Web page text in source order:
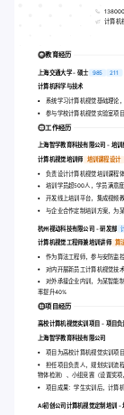
计算机
教育经历
上海交通大学 - 硕士 985 211
计算机科学与技术
系统学习计算机视觉基础理论
参与学校计算机视觉实验室项
工作经历
上海智学教育科技有限公司 - 培训
计算机视觉培训师
培训课程设计
负责设计计算机视觉培训课程
培训学员超500人，学员满意
开发线上培训平台，集成视频
与企业合作定制培训方案，为
杭州视动科技有限公司 - 研发部
计算机视觉工程师兼培训讲师 算
作为算法工程师，参与安防监
对内开展新员工计算机视觉技
对外承接企业内训，为某智能
率提升40%
项目经历
高校计算机视觉实训项目 - 项目负
上海智学教育科技有限公司
项目为高校计算机视觉实训项
担任项目负责人，规划实训流
物体检测）、小组竞赛（设置奖项
项目成果：学生实训后，计算
AI初创公司计算机视觉定制培训 -